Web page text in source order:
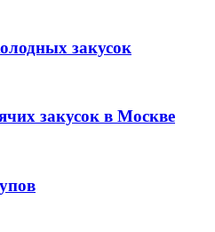
закусок
закусок в Москве